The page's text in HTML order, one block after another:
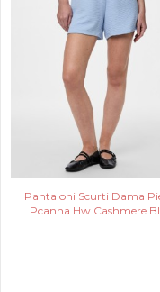
Pantaloni Scurti Dama
Pcanna Hw Cashmere